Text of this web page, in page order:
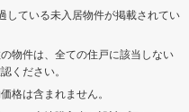
している未入居物件が掲載されてい
物件は、全ての住戸に該当しない
ください。
格は含まれません。